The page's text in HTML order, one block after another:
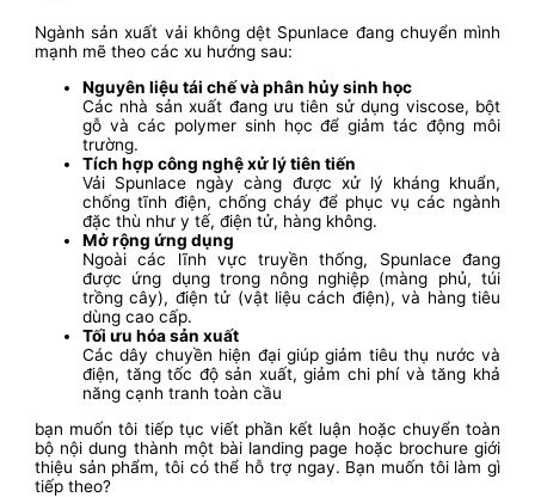
Ngành sản xuất vải không dệt Spunlace đang chuyển mình
mạnh mẽ theo các xu hướng sau:
Nguyên liệu tái chế và phân hủy sinh học
Các nhà sản xuất đang ưu tiên sử dụng viscose, bột
gỗ và các polymer sinh học để giảm tác động môi
trường.
Tích hợp công nghệ xử lý tiên tiến
Vải Spunlace ngày càng được xử lý kháng khuẩn,
chống tĩnh điện, chống cháy để phục vụ các ngành
đặc thù như y tế, điện tử, hàng không.
Mở rộng ứng dụng
Ngoài các lĩnh vực truyền thống, Spunlace đang
được ứng dụng trong nông nghiệp (màng phủ, túi
trồng cây), điện tử (vật liệu cách điện), và hàng tiêu
dùng cao cấp.
Tối ưu hóa sản xuất
Các dây chuyền hiện đại giúp giảm tiêu thụ nước và
điện, tăng tốc độ sản xuất, giảm chi phí và tăng khả
năng cạnh tranh toàn cầu
bạn muốn tôi tiếp tục viết phần kết luận hoặc chuyển toàn
bộ nội dung thành một bài landing page hoặc brochure giới
thiệu sản phẩm, tôi có thể hỗ trợ ngay. Bạn muốn tôi làm gì
tiếp theo?